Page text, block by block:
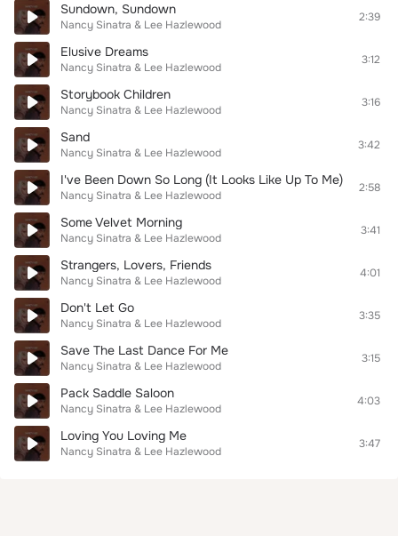
Sundown, Sundown
Nancy Sinatra & Lee Hazlewood
2:39
Elusive Dreams
Nancy Sinatra & Lee Hazlewood
3:12
Storybook Children
Nancy Sinatra & Lee Hazlewood
3:16
Sand
Nancy Sinatra & Lee Hazlewood
3:42
I've Been Down So Long (It Looks Like Up To Me)
Nancy Sinatra & Lee Hazlewood
2:58
Some Velvet Morning
Nancy Sinatra & Lee Hazlewood
3:41
Strangers, Lovers, Friends
Nancy Sinatra & Lee Hazlewood
4:01
Don't Let Go
Nancy Sinatra & Lee Hazlewood
3:35
Save The Last Dance For Me
Nancy Sinatra & Lee Hazlewood
3:15
Pack Saddle Saloon
Nancy Sinatra & Lee Hazlewood
4:03
Loving You Loving Me
Nancy Sinatra & Lee Hazlewood
3:47